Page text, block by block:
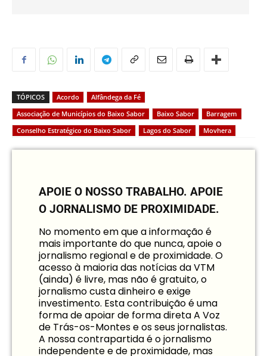
TÓPICOS Acordo
Alfândega da Fé
Associação de Municípios do Baixo Sabor
Baixo Sabor
Barragem
Conselho Estratégico do Baixo Sabor
Lagos do Sabor Movhera
APOIE O NOSSO TRABALHO. APOIE
O JORNALISMO DE PROXIMIDADE.
No momento em que a informação é
mais importante do que nunca, apoie o
jornalismo regional e de proximidade. O
acesso à maioria das notícias da VTM
(ainda) é livre, mas não é gratuito, o
jornalismo custa dinheiro e exige
investimento. Esta contribuição é uma
forma de apoiar de forma direta A Voz
de Trás-os-Montes e os seus jornalistas.
A nossa contrapartida é o jornalismo
independente e de proximidade, mas